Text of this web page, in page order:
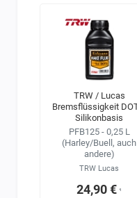
TRW / Lucas
Bremsflüssigkeit
Silikonbasis
PFB125 - 0,25 L
(Harley/Buell, auch
andere)
TRW Lucas
24,90 € ¹